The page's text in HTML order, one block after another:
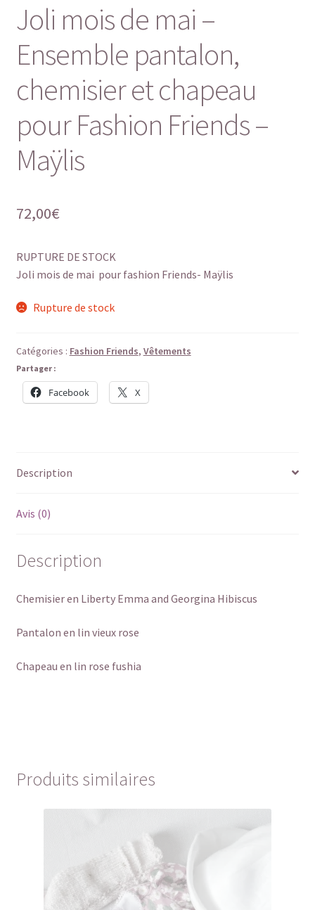
Joli mois de mai –
Ensemble pantalon,
chemisier et chapeau
pour Fashion Friends –
Maÿlis
72,00€
RUPTURE DE STOCK
Joli mois de mai pour fashion Friends- Maÿlis
Rupture de stock
Catégories : Fashion Friends, Vêtements
Partager :
Facebook X
Description
Avis (0)
Description
Chemisier en Liberty Emma and Georgina Hibiscus
Pantalon en lin vieux rose
Chapeau en lin rose fushia
Produits similaires